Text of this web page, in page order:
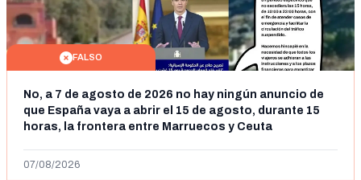
FALSO
No, a 7 de agosto de 2026 no hay ningún anuncio de
que España vaya a abrir el 15 de agosto, durante 15
horas, la frontera entre Marruecos y Ceuta
07/08/2026